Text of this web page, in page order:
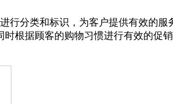
分类和标识，为客户提供有效的服
根据顾客的购物习惯进行有效的促